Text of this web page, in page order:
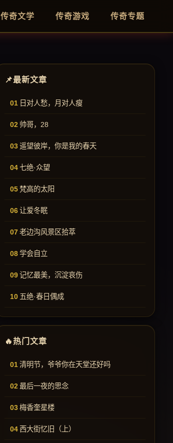
传奇文学 传奇游戏 传奇专题
最新文章
日对人愁，月对人瘦
帅哥，28
遥望彼岸，你是我的春天
七绝·众望
梵高的太阳
让爱冬眠
老边沟风景区拾萃
学会自立
记忆最美，沉淀哀伤
五绝·春日偶成
热门文章
清明节，爷爷你在天堂还好吗
最后一夜的思念
梅香奎星楼
西大街忆旧（上）